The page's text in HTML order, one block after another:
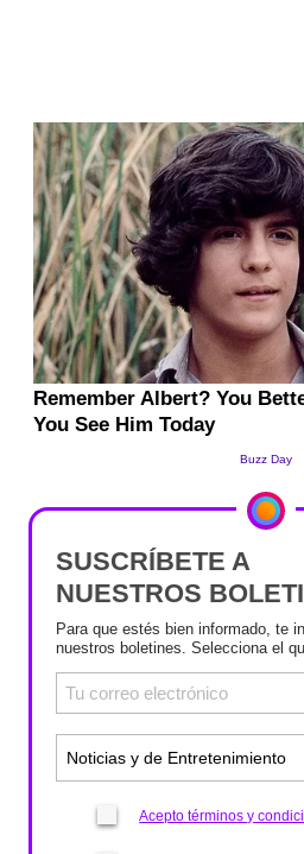
SUSCRÍBETE A
NUESTROS
Para que estés bien informado, te
nuestros boletines. Selecciona el
Acepto términos y